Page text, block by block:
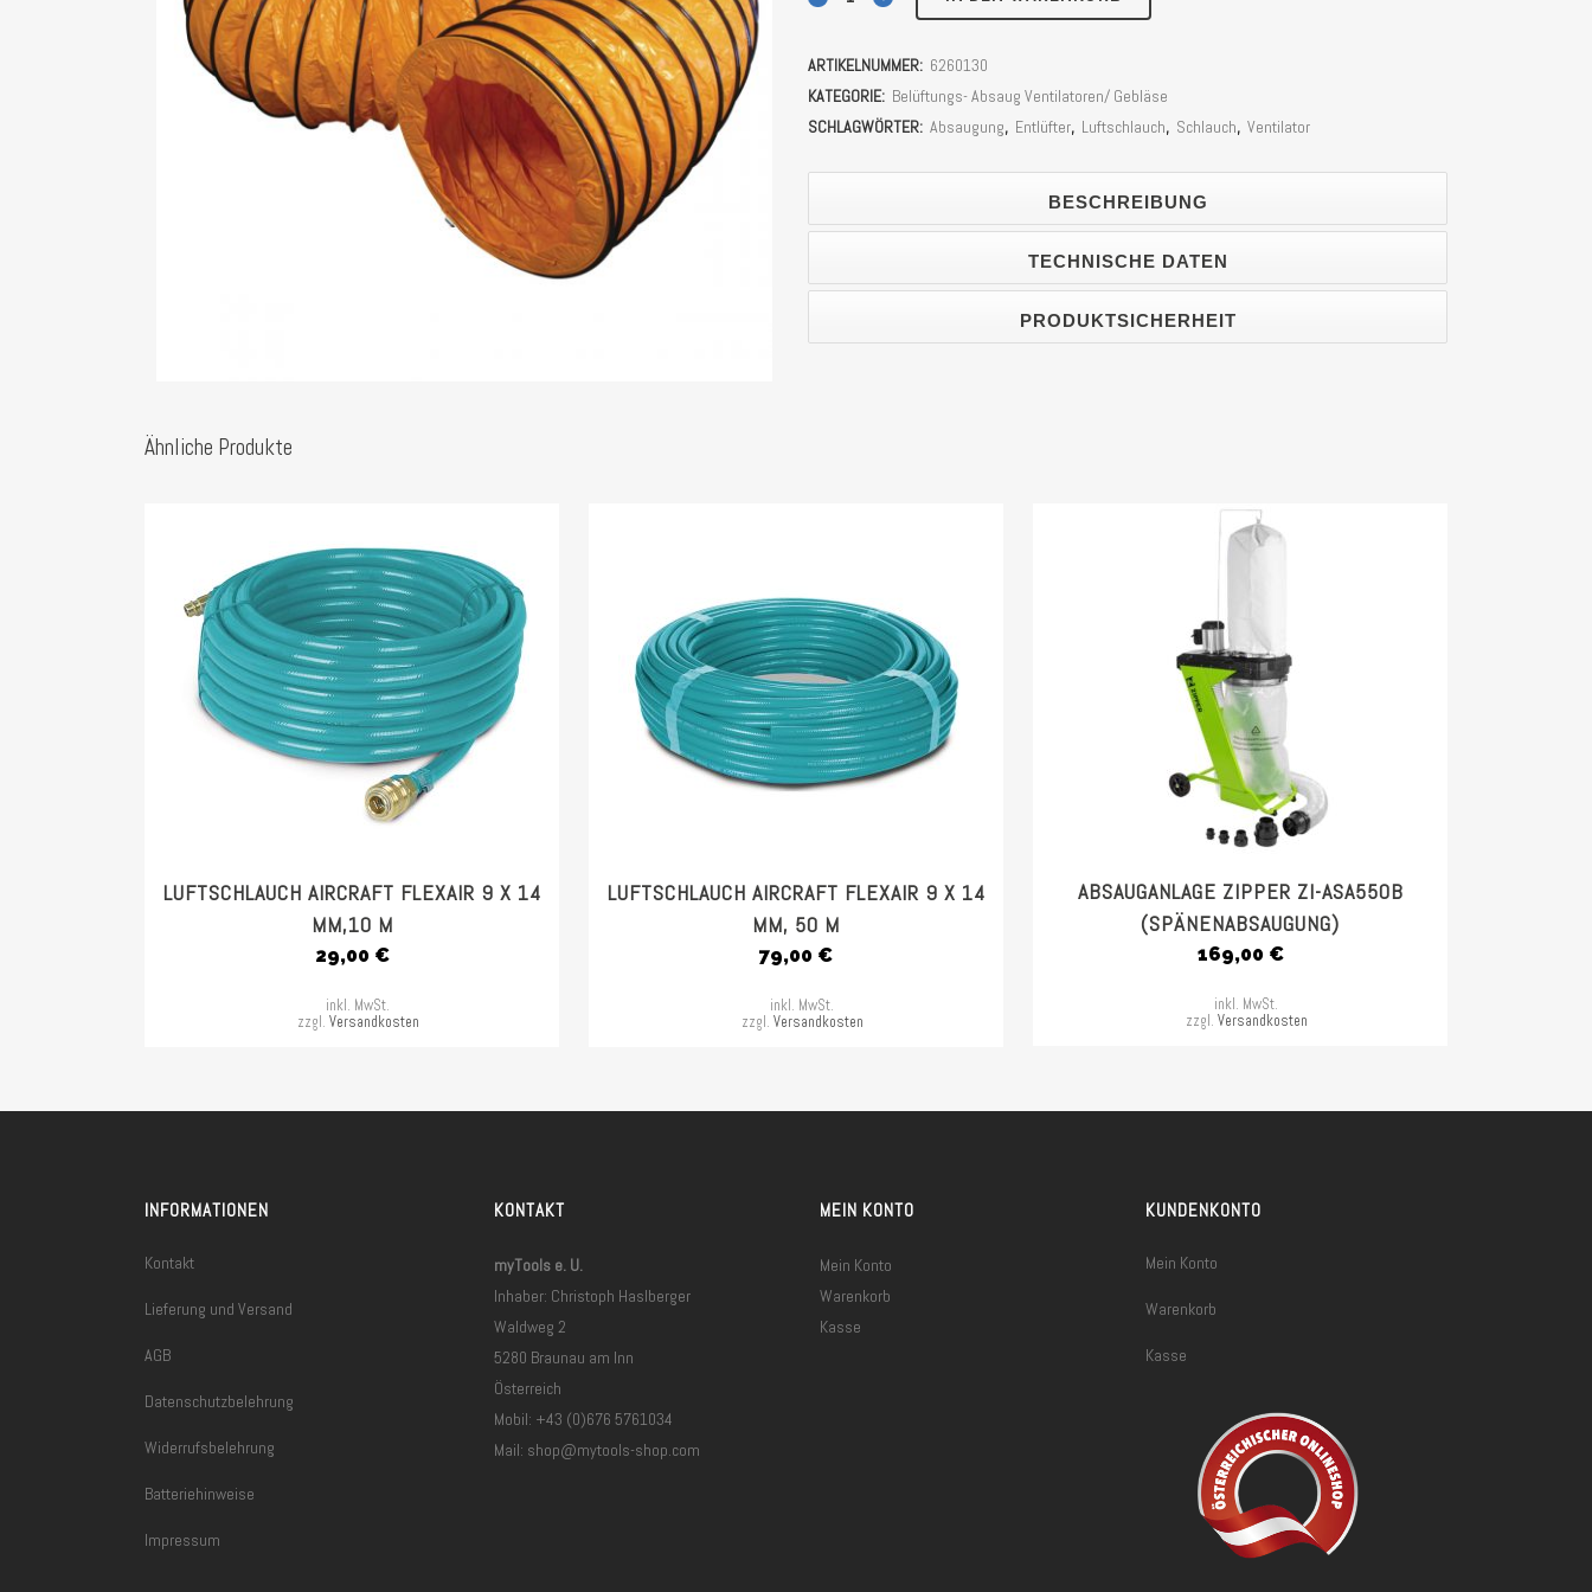
Unicraft
(30cm
ARTIKELNUMMER: 6260130
KATEGORIE: Belüftungs- Absaug Ventilatoren/ Gebläse
SCHLAGWÖRTER: Absaugung, Entlüfter, Luftschlauch, Schlauch, Ventilator
BESCHREIBUNG
TECHNISCHE DATEN
PRODUKTSICHERHEIT
Ähnliche Produkte
LUFTSCHLAUCH AIRCRAFT FLEXAIR 9 X 14
MM,10 M
29,00 €
inkl. MwSt.
zzgl. Versandkosten
LUFTSCHLAUCH AIRCRAFT FLEXAIR 9 X 14
MM, 50 M
79,00 €
inkl. MwSt.
zzgl. Versandkosten
ABSAUGANLAGE ZIPPER ZI-ASA550B
(SPÄNENABSAUGUNG)
169,00 €
inkl. MwSt.
zzgl. Versandkosten
INFORMATIONEN
Kontakt
Lieferung und Versand
AGB
Datenschutzbelehrung
Widerrufsbelehrung
Batteriehinweise
Impressum
KONTAKT
myTools e. U.
Inhaber: Christoph Haslberger
Waldweg 2
5280 Braunau am Inn
Österreich
Mobil: +43 (0)676 5761034
Mail: shop@mytools-shop.com
MEIN KONTO
Mein Konto
Warenkorb
Kasse
KUNDENKONTO
Mein Konto
Warenkorb
Kasse